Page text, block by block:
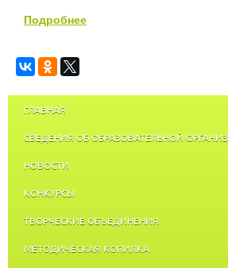
Подробнее
ГЛАВНАЯ
СВЕДЕНИЯ ОБ ОБРАЗОВАТЕЛЬНОЙ
НОВОСТИ
КОНКУРСЫ
ТВОРЧЕСКИЕ ОБЪЕДИНЕНИЯ
МЕТОДИЧЕСКАЯ КОПИЛКА